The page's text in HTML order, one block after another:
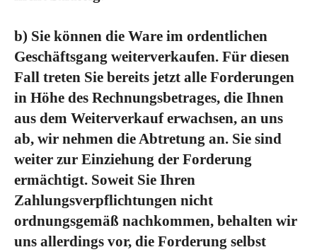
b) Sie können die Ware im ordentlichen
Geschäftsgang weiterverkaufen. Für diesen
Fall treten Sie bereits jetzt alle Forderungen
in Höhe des Rechnungsbetrages, die Ihnen
aus dem Weiterverkauf erwachsen, an uns
ab, wir nehmen die Abtretung an. Sie sind
weiter zur Einziehung der Forderung
ermächtigt. Soweit Sie Ihren
Zahlungsverpflichtungen nicht
ordnungsgemäß nachkommen, behalten wir
uns allerdings vor, die Forderung selbst